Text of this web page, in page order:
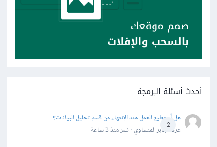
أحدث أسئلة البرمجة
2
هل أستطيع العمل عند الإنتهاء من قسم تحليل البيانات؟
عرفه جابر المنشاوي · نشرمنذ 3 ساعة